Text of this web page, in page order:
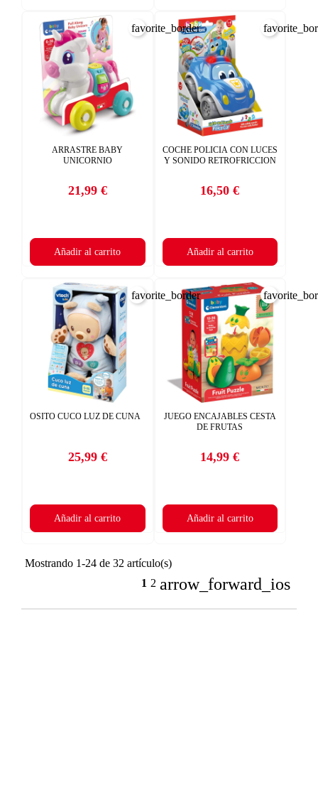
ARRASTRE BABY
UNICORNIO
Precio
21,99 €
Añadir al carrito
favorite_border
COCHE POLICIA CON LUCES
Y SONIDO RETROFRICCION
Precio
16,50 €
Añadir al carrito
OSITO CUCO LUZ DE CUNA
Precio
25,99 €
Añadir al carrito
favorite_border
JUEGO ENCAJABLES CESTA
DE FRUTAS
Precio
14,99 €
Añadir al carrito
Mostrando 1-24 de 32 artículo(s)
1 2 arrow_forward_ios